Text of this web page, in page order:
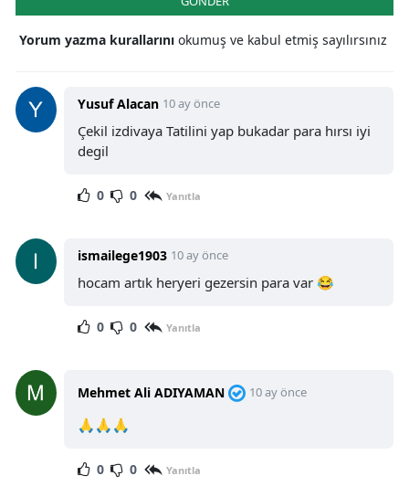
Yorum yazma kurallarını okumuş ve kabul etmiş sayılırsınız
Yusuf Alacan 10 ay önce
Çekil izdivaya Tatilini yap bukadar para hırsı iyi
degil
0 0 Yanıtla
ismailege1903 10 ay önce
hocam artık heryeri gezersin para var 😂
0 0 Yanıtla
Mehmet Ali ADIYAMAN 10 ay önce
🙏🙏🙏
0 0 Yanıtla